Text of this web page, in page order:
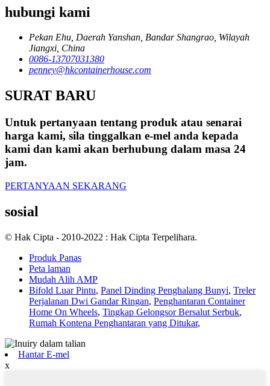
hubungi kami
Pekan Ehu, Daerah Yanshan, Bandar Shangrao, Wilayah
Jiangxi, China
0086-13707031380
penney@hkcontainerhouse.com
SURAT BARU
Untuk pertanyaan tentang produk atau senarai
harga kami, sila tinggalkan e-mel anda kepada
kami dan kami akan berhubung dalam masa 24
jam.
PERTANYAAN SEKARANG
sosial
© Hak Cipta - 2010-2022 : Hak Cipta Terpelihara.
Produk Panas
Peta laman
Mudah Alih AMP
Bifold Luar Pintu, Panel Dinding Penghalang Bunyi, Treler
Perjalanan Dwi Gandar Ringan, Penghantaran Container
Home On Wheels, Tingkap Gelongsor Bersalut Serbuk,
Rumah Kontena Penghantaran yang Ditukar,
Hantar E-mel
x